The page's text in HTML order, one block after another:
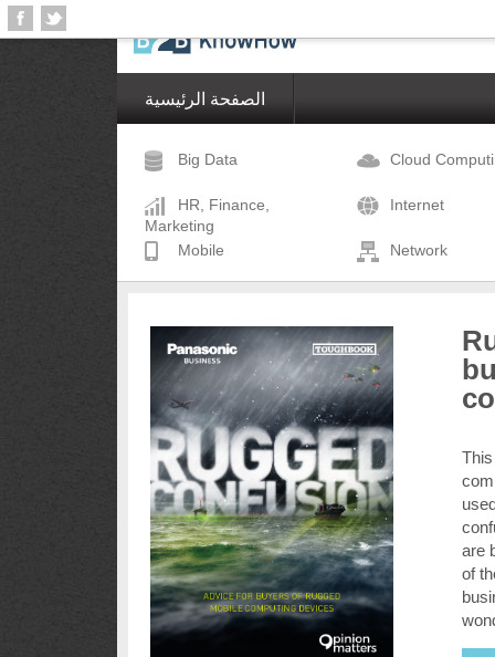
الصفحة الرئيسية
Big Data Cloud
HR, Finance,
Marketing
Internet
Mobile Network
are
of